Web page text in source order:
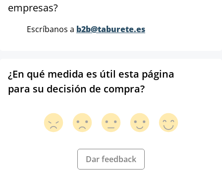
empresas?
Escríbanos a b2b@taburete.es
¿En qué medida es útil esta página
para su decisión de compra?
Dar feedback